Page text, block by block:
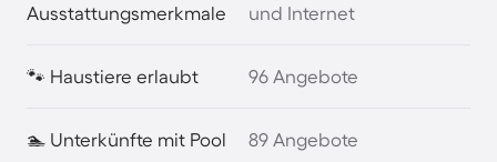
Ausstattungsmerkmale
und Internet
🐾 Haustiere erlaubt 96 Angebote
🏊 Unterkünfte mit Pool 89 Angebote